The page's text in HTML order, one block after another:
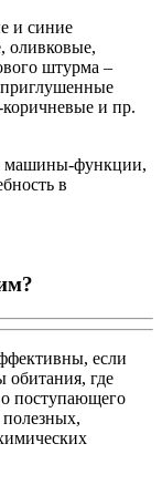
и синие
оливковые,
штурма –
приглушенные
и пр.
машины-функции,
в
если
обитания, где
поступающего